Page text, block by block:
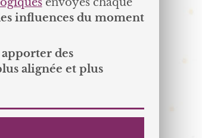
influences du moment
apporter des
alignée et plus